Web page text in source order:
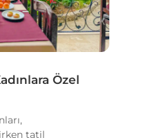
Özel
tatil